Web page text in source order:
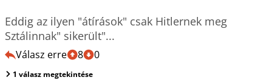
Eddig az ilyen "átírások" csak Hitlernek meg
Sztálinnak" sikerült"...
Válasz erre 8 0
1 válasz megtekintése